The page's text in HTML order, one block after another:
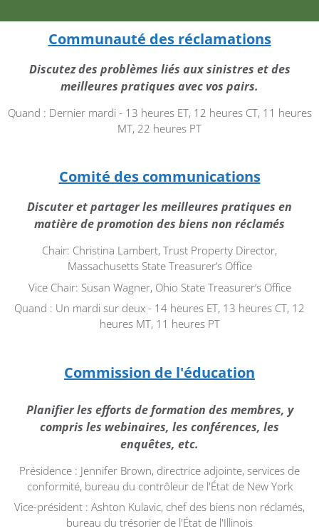
Communauté des réclamations
Discutez des problèmes liés aux sinistres et des
meilleures pratiques avec vos pairs.
Quand : Dernier mardi - 13 heures ET, 12 heures CT, 11 heures
MT, 22 heures PT
Comité des communications
Discuter et partager les meilleures pratiques en
matière de promotion des biens non réclamés
Chair: Christina Lambert, Trust Property Director,
Massachusetts State Treasurer’s Office
Vice Chair: Susan Wagner, Ohio State Treasurer’s Office
Quand : Un mardi sur deux - 14 heures ET, 13 heures CT, 12
heures MT, 11 heures PT
Commission de l'éducation
Planifier les efforts de formation des membres, y
compris les webinaires, les conférences, les
enquêtes, etc.
Présidence : Jennifer Brown, directrice adjointe, services de
conformité, bureau du contrôleur de l'État de New York
Vice-président : Ashton Kulavic, chef des biens non réclamés,
bureau du trésorier de l'État de l'Illinois